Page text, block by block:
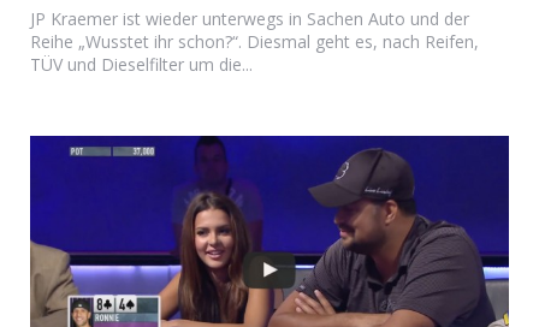
JP Kraemer ist wieder unterwegs in Sachen Auto und der
Reihe „Wusstet ihr schon?“. Diesmal geht es, nach Reifen,
TÜV und Dieselfilter um die...